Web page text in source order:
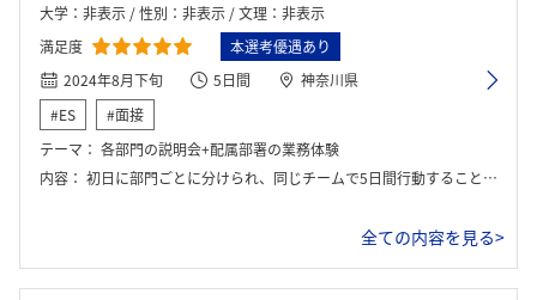
大学：非表示 / 性別：非表示 / 文理：非表示
満足度
本選考優遇あり
2024年8月下旬
5日間
神奈川県
#ES
#面接
テーマ： 各部門の説明会+配属部署の業務体験
内容： 初日に部門ごとに分けられ、同じチームで5日間行動することになった。私はDX部門に配属され、IT系の2部門とも関わる機会があった。 初日は全体オリエンテーションとして、EPC業務のモデルゲームを通じて日揮の業務理解を深めた。2～3日目はEPC業務に関わるIT部門を見学し、4～5日目は全社共通のITシステム部門について学んだ。プログラムの多くは講義形式や双方向の座談会で進められ、ワーク形式のプログラムはIT系の部署では少なかった。 配属先では、聞きたいことがあれば何でも質問できるほどフランクな雰囲気があり、スムーズに学びを深めることができた。最終日には懇親会が開かれ、お酒を交えながら関心のある部署の方やインターンシップ期間中にお世話になった方と話す機会があった。
全ての内容を見る>